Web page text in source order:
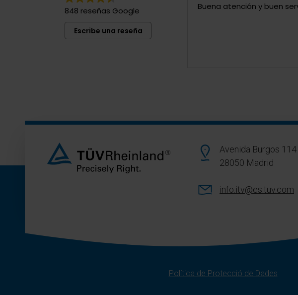
848 reseñas Google
Escribe una reseña
Buena atención y buen
Avenida Burgos
28050 Madrid
info.itv@es.tuv.com
Política de Protecció de Dades